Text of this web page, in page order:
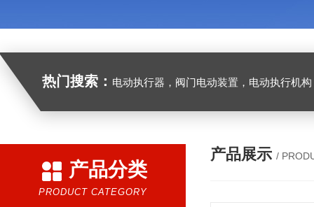
热门搜索： 电动执行器，阀门电动装置，电动执行机构，阀门驱动装置，电动头，角行
产品分类
PRODUCT CATEGORY
产品展示 /